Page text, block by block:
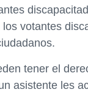
votantes
tener el
asistente les